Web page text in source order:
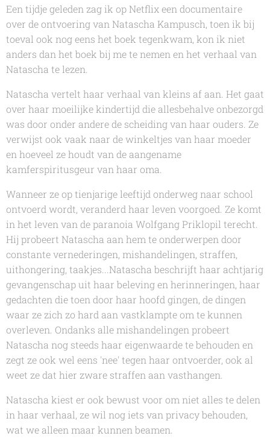
Een tijdje geleden zag ik op Netflix een documentaire
over de ontvoering van Natascha Kampusch, toen ik bij
toeval ook nog eens het boek tegenkwam, kon ik niet
anders dan het boek bij me te nemen en het verhaal van
Natascha te lezen.
Natascha vertelt haar verhaal van kleins af aan. Het gaat
over haar moeilijke kindertijd die allesbehalve onbezorgd
was door onder andere de scheiding van haar ouders. Ze
verwijst ook vaak naar de winkeltjes van haar moeder
en hoeveel ze houdt van de aangename
kamferspiritusgeur van haar oma.
Wanneer ze op tienjarige leeftijd onderweg naar school
ontvoerd wordt, veranderd haar leven voorgoed. Ze komt
in het leven van de paranoia Wolfgang Priklopil terecht.
Hij probeert Natascha aan hem te onderwerpen door
constante vernederingen, mishandelingen, straffen,
uithongering, taakjes...Natascha beschrijft haar achtjarig
gevangenschap uit haar beleving en herinneringen, haar
gedachten die toen door haar hoofd gingen, de dingen
waar ze zich zo hard aan vastklampte om te kunnen
overleven. Ondanks alle mishandelingen probeert
Natascha nog steeds haar eigenwaarde te behouden en
zegt ze ook wel eens 'nee' tegen haar ontvoerder, ook al
weet ze dat hier zware straffen aan vasthangen.
Natascha kiest er ook bewust voor om niet alles te delen
in haar verhaal, ze wil nog iets van privacy behouden,
wat we alleen maar kunnen beamen.